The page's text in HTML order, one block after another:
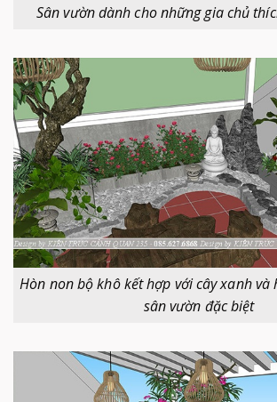
Sân vườn dành cho những gia chủ
Hòn non bộ khô kết hợp với cây xanh
sân vườn đặc biệt